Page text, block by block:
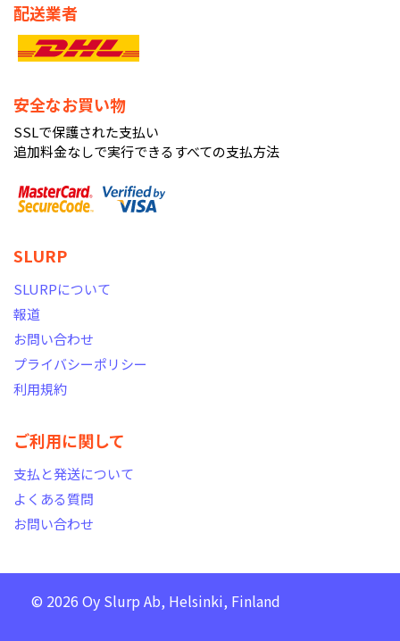
配送業者
安全なお買い物
SSLで保護された支払い
追加料金なしで実行できるすべての支払方法
SLURP
SLURPについて
報道
お問い合わせ
プライバシーポリシー
利用規約
ご利用に関して
支払と発送について
よくある質問
お問い合わせ
© 2026 Oy Slurp Ab, Helsinki, Finland